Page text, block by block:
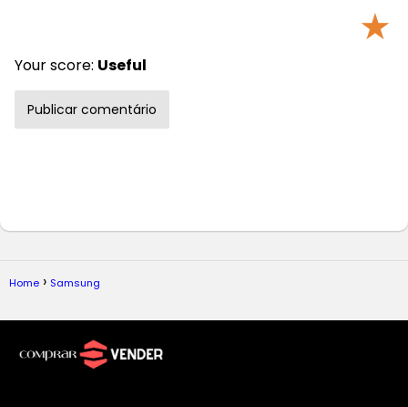
★
Your score: Useful
Home Samsung